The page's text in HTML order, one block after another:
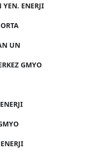
YEN. ENERJI
UN
GMYO